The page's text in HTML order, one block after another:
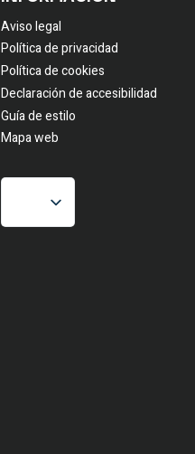
Aviso legal
Política de privacidad
Política de cookies
Declaración de accesibilidad
Guía de estilo
Mapa web